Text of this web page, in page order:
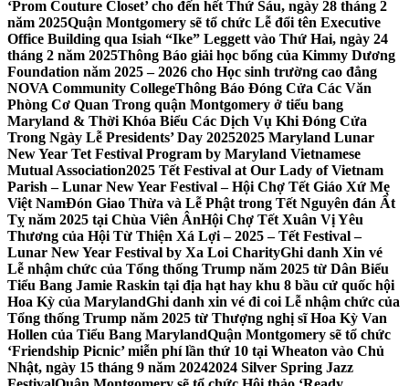
‘Prom Couture Closet’ cho đến hết Thứ Sáu, ngày 28 tháng 2
năm 2025Quận Montgomery sẽ tổ chức Lễ đổi tên Executive
Office Building qua Isiah “Ike” Leggett vào Thứ Hai, ngày 24
tháng 2 năm 2025Thông Báo giải học bổng của Kimmy Dương
Foundation năm 2025 – 2026 cho Học sinh trường cao đẳng
NOVA Community CollegeThông Báo Đóng Cửa Các Văn
Phòng Cơ Quan Trong quận Montgomery ở tiểu bang
Maryland & Thời Khóa Biểu Các Dịch Vụ Khi Đóng Cửa
Trong Ngày Lễ Presidents’ Day 20252025 Maryland Lunar
New Year Tet Festival Program by Maryland Vietnamese
Mutual Association2025 Tết Festival at Our Lady of Vietnam
Parish – Lunar New Year Festival – Hội Chợ Tết Giáo Xứ Mẹ
Việt NamĐón Giao Thừa và Lễ Phật trong Tết Nguyên đán Ất
Tỵ năm 2025 tại Chùa Viên ÂnHội Chợ Tết Xuân Vị Yêu
Thương của Hội Từ Thiện Xá Lợi – 2025 – Tết Festival –
Lunar New Year Festival by Xa Loi CharityGhi danh Xin vé
Lễ nhậm chức của Tổng thống Trump năm 2025 từ Dân Biểu
Tiểu Bang Jamie Raskin tại địa hạt hay khu 8 bầu cử quốc hội
Hoa Kỳ của MarylandGhi danh xin vé đi coi Lễ nhậm chức của
Tổng thống Trump năm 2025 từ Thượng nghị sĩ Hoa Kỳ Van
Hollen của Tiểu Bang MarylandQuận Montgomery sẽ tổ chức
‘Friendship Picnic’ miễn phí lần thứ 10 tại Wheaton vào Chủ
Nhật, ngày 15 tháng 9 năm 20242024 Silver Spring Jazz